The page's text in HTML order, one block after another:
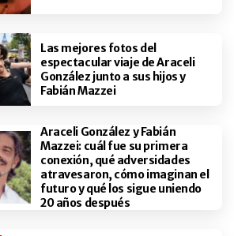
Las mejores fotos del
espectacular viaje de Araceli
González junto a sus hijos y
Fabián Mazzei
Araceli González y Fabián
Mazzei: cuál fue su primera
conexión, qué adversidades
atravesaron, cómo imaginan el
futuro y qué los sigue uniendo
20 años después